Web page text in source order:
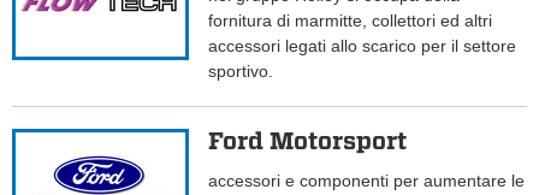
fornitura di marmitte, collettori ed altri
accessori legati allo scarico per il settore
sportivo.
Ford Motorsport
accessori e componenti per aumentare le